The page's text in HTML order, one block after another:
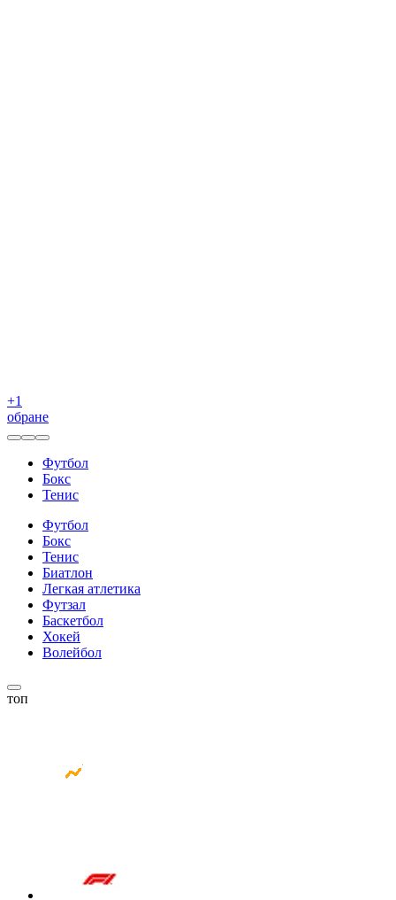
+1
обране
Футбол
Бокс
Тенис
Футбол
Бокс
Тенис
Биатлон
Легкая атлетика
Футзал
Баскетбол
Хокей
Волейбол
топ